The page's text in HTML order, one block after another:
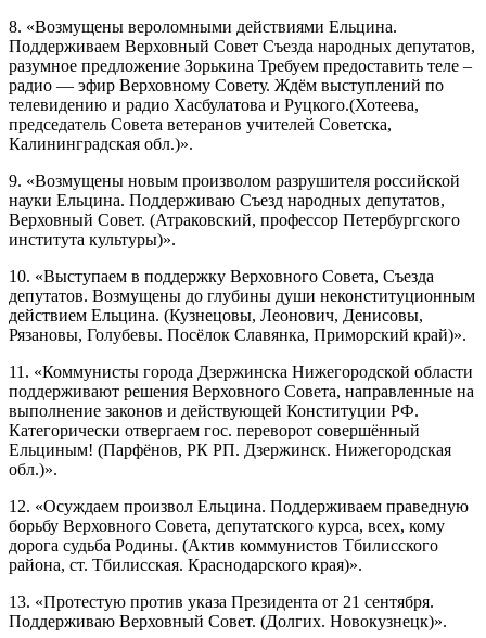
8. «Возмущены вероломными действиями Ельцина.
Поддерживаем Верховный Совет Съезда народных депутатов,
разумное предложение Зорькина Требуем предоставить теле –
радио — эфир Верховному Совету. Ждём выступлений по
телевидению и радио Хасбулатова и Руцкого.(Хотеева,
председатель Совета ветеранов учителей Советска,
Калининградская обл.)».
9. «Возмущены новым произволом разрушителя российской
науки Ельцина. Поддерживаю Съезд народных депутатов,
Верховный Совет. (Атраковский, профессор Петербургского
института культуры)».
10. «Выступаем в поддержку Верховного Совета, Съезда
депутатов. Возмущены до глубины души неконституционным
действием Ельцина. (Кузнецовы, Леонович, Денисовы,
Рязановы, Голубевы. Посёлок Славянка, Приморский край)».
11. «Коммунисты города Дзержинска Нижегородской области
поддерживают решения Верховного Совета, направленные на
выполнение законов и действующей Конституции РФ.
Категорически отвергаем гос. переворот совершённый
Ельциным! (Парфёнов, РК РП. Дзержинск. Нижегородская
обл.)».
12. «Осуждаем произвол Ельцина. Поддерживаем праведную
борьбу Верховного Совета, депутатского курса, всех, кому
дорога судьба Родины. (Актив коммунистов Тбилисского
района, ст. Тбилисская. Краснодарского края)».
13. «Протестую против указа Президента от 21 сентября.
Поддерживаю Верховный Совет. (Долгих. Новокузнецк)».